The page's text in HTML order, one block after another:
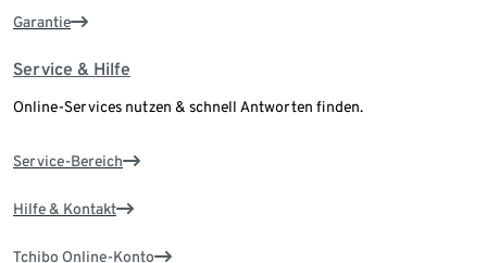
Garantie
Service & Hilfe
Online-Services nutzen & schnell Antworten finden.
Service-Bereich
Hilfe & Kontakt
Tchibo Online-Konto